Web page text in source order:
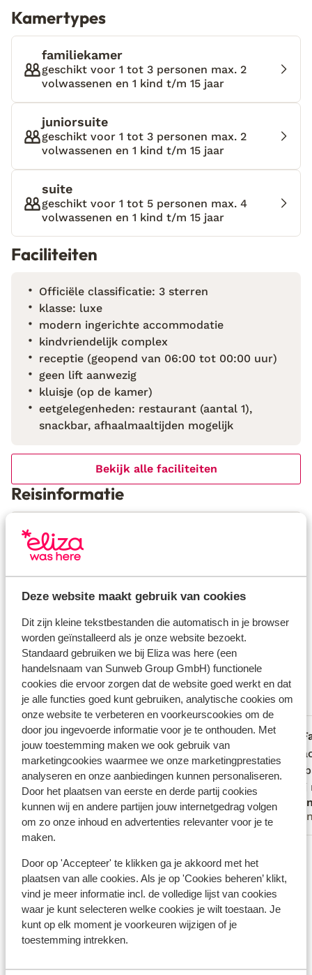
Deze website maakt gebruik van cookies
Dit zijn kleine tekstbestanden die automatisch in je browser
worden geïnstalleerd als je onze website bezoekt.
Standaard gebruiken we bij Eliza was here (een
handelsnaam van Sunweb Group GmbH) functionele
cookies die ervoor zorgen dat de website goed werkt en dat
je alle functies goed kunt gebruiken, analytische cookies om
onze website te verbeteren en voorkeurscookies om de
door jou ingevoerde informatie voor je te onthouden. Met
jouw toestemming maken we ook gebruik van
marketingcookies waarmee we onze marketingprestaties
analyseren en onze aanbiedingen kunnen personaliseren.
Door het plaatsen van eerste en derde partij cookies
kunnen wij en andere partijen jouw internetgedrag volgen
om zo onze inhoud en advertenties relevanter voor je te
maken.
Door op 'Accepteer' te klikken ga je akkoord met het
plaatsen van alle cookies. Als je op 'Cookies beheren’ klikt,
vind je meer informatie incl. de volledige lijst van cookies
waar je kunt selecteren welke cookies je wilt toestaan. Je
kunt op elk moment je voorkeuren wijzigen of je
toestemming intrekken.
neer op een ligbedje bij het zwembad. Het is heerlijk
rustig, alleen het zachte gekabbel van het water en
het gezang van de vogels om me heen. Ik besluit het
ontbijt op het terras van het restaurant te nemen,
genietend van de geur van versgebakken brood en
de warme zonnestralen op mijn gezicht. Ik voel nu al
dat dit een heerlijke dag wordt. Niriides Villas biedt
de ideale locatie voor een ontspannen vakantie in
Methoni, op slechts enkele stappen van het strand
en aan de rand van het charmante centrum. De
kamers/suites zijn eenvoudig maar comfortabel
ingericht, met veel ruimte om je eigen ritme te
volgen. Het complex beschikt over een zwembad en
een kinderbadje, waar je lekker kunt luieren op een
ligbedje. ’s Ochtends geniet je van een heerlijk ontbijt
zonnestralen van de dag opvangt. De combinatie van
rust aan het zwembad en de levendigheid van het
centrum binnen handbereik maakt Niriides Villas een
ideale uitvalsbasis voor zowel ontspanning als
verkenning.
Kamertypes
familiekamer
geschikt voor 1 tot 3 personen max. 2
volwassenen en 1 kind t/m 15 jaar
juniorsuite
geschikt voor 1 tot 3 personen max. 2
volwassenen en 1 kind t/m 15 jaar
suite
geschikt voor 1 tot 5 personen max. 4
volwassenen en 1 kind t/m 15 jaar
Faciliteiten
Officiële classificatie: 3 sterren
klasse: luxe
modern ingerichte accommodatie
kindvriendelijk complex
receptie (geopend van 06:00 tot 00:00 uur)
geen lift aanwezig
kluisje (op de kamer)
eetgelegenheden: restaurant (aantal 1),
snackbar, afhaalmaaltijden mogelijk
Bekijk alle faciliteiten
Reisinformatie
Verzorging
Wat gasten vinden
Dit zijn 100% echte beoordelingen van reizigers die
jou voorgingen. Meer over reviews
9.3 Fantastisch
9 ervaringen
Meest geboekt door met partner
9.0 Fantastisch
24 jun. 2026
Mooie, rustige plek met goede faciliteiten
en een prima ligging.
Mooie, rustige plek met goede faciliteiten
en een prima ligging.
Rob
Met partner
Fijne
Fijne
Locatie